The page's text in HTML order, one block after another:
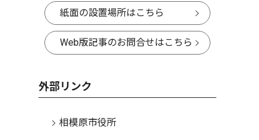
紙面の設置場所はこちら
Web版記事のお問合せはこちら
外部リンク
相模原市役所